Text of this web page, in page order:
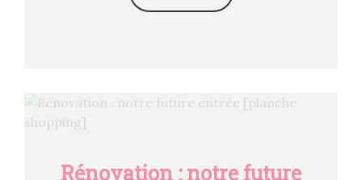
Rénovation : notre future